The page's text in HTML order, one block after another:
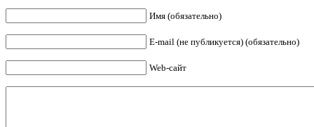
Имя (обязательно)
E-mail (не публикуется) (обязательно)
Web-сайт